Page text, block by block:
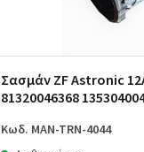
Σασμάν ZF Astronic
81320046368
Κωδ. MAN-TRN-4044